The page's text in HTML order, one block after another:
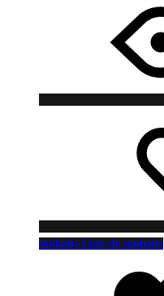
souhaits Liste de souhaits